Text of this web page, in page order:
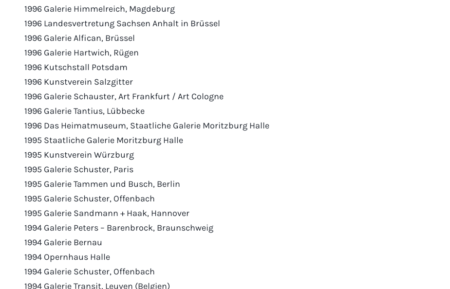
1996 Galerie Himmelreich, Magdeburg
1996 Landesvertretung Sachsen Anhalt in Brüssel
1996 Galerie Alfican, Brüssel
1996 Galerie Hartwich, Rügen
1996 Kutschstall Potsdam
1996 Kunstverein Salzgitter
1996 Galerie Schauster, Art Frankfurt / Art Cologne
1996 Galerie Tantius, Lübbecke
1996 Das Heimatmuseum, Staatliche Galerie Moritzburg Halle
1995 Staatliche Galerie Moritzburg Halle
1995 Kunstverein Würzburg
1995 Galerie Schuster, Paris
1995 Galerie Tammen und Busch, Berlin
1995 Galerie Schuster, Offenbach
1995 Galerie Sandmann + Haak, Hannover
1994 Galerie Peters – Barenbrock, Braunschweig
1994 Galerie Bernau
1994 Opernhaus Halle
1994 Galerie Schuster, Offenbach
1994 Galerie Transit, Leuven (Belgien)